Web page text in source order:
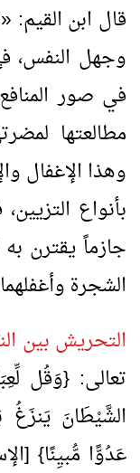
قال ابن القيم: «
وجهل النفس،
في صور
مطالعتها
وهذا الإغفال
بأنواع
جازماً يقترن
الشجرة
التحريش بين
تعالى: {وَقُل
الشَّيْطَانَ يَنزَغُ
عَدُوًّا مُّبيِنًا}